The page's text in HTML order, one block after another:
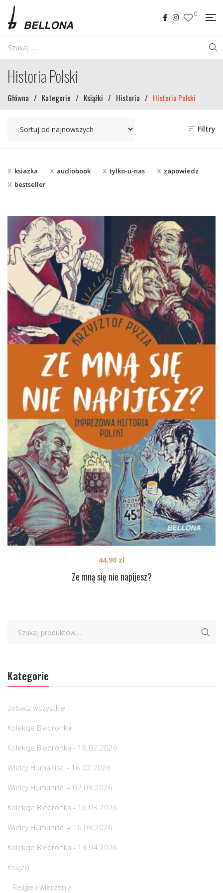
0
Historia Polski
Główna / Kategorie / Książki / Historia / Historia Polski
Filtry
ksiazka audiobook tylko-u-nas
zapowiedz
bestseller
Ze mną się nie napijesz?
44,90 zł
Kategorie
zobacz wszystkie
Kolekcje Biedronka
Kolekcje Biedronka - 16.02.2026
Wielcy Humaniści - 16.02.2026
Wielcy Humaniści – 02.03.2026
Kolekcje Biedronka - 16.03.2026
Wielcy Humaniści – 16.03.2026
Kolekcje Biedronka - 13.04.2026
Książki
Religie i wierzenia